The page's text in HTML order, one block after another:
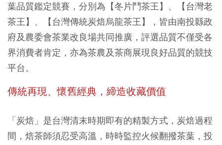
葉品質鑑定競賽，分別為【冬片鬥茶王】、【台灣老
茶王】、【台灣傳統炭焙烏龍茶王】，皆由南投縣政
府及農委會茶業改良場共同推廣，評選品質不僅受各
界消費者肯定，亦為茶農及茶商展現良好品質的競技
平台。
傳統再現、懷舊經典，締造收藏價值
「炭焙」是台灣清末時期即有的精製方式，炭焙過程
間，焙茶師須忍受高溫，時時監控火候翻撥茶葉，投